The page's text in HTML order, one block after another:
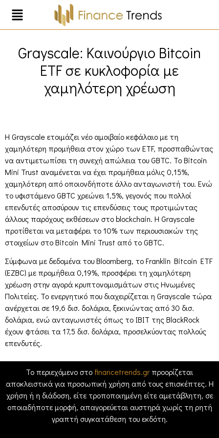
Grayscale: Καινούργιο Bitcoin
ETF σε κυκλοφορία με
χαμηλότερη χρέωση
Η Grayscale ετοιμάζει νέο αμοιβαίο κεφάλαιο με τη
χαμηλότερη προμήθεια στον χώρο των ETF, προσπαθώντας
να αντιμετωπίσει τη συνεχή απώλεια του GBTC. Το Bitcoin
Mini Trust αναμένεται να έχει προμήθεια μόλις 0,15%,
χαμηλότερη από οποιονδήποτε άλλο ανταγωνιστή του. Ενώ
το υφιστάμενο GBTC χρεώνει 1,5%, γεγονός που πολλοί
επενδυτές αποσύρουν τις επενδύσεις τους προτιμώντας
άλλους παρόχους εκθέσεων στο blockchain. Η Grayscale
προτίθεται να μεταφέρει το 10% των περιουσιακών της
στοιχείων στο Bitcoin Mini Trust από το GBTC.
Σύμφωνα με δεδομένα του Bloomberg, το Franklin Bitcoin ETF
(EZBC) με προμήθεια 0,19%, προσφέρει τη χαμηλότερη
χρέωση στην αγορά κρυπτονομισμάτων στις Ηνωμένες
Πολιτείες. Το ενεργητικό που διαχειρίζεται η Grayscale τώρα
ανέρχεται σε 19,6 δισ. δολάρια, ξεκινώντας από 30 δισ.
δολάρια, ενώ ανταγωνιστές όπως το IBIT της BlackRock
έχουν φτάσει τα 17,5 δισ. δολάρια, προσελκύοντας πολλούς
επενδυτές.
Το περιεχόμενο στο financetrends.grπροορίζεται
αποκλειστικά για προσωπική χρήση από τους επισκέπτες. Η
χρήση ή η διάδοση, είτε τροποποιημένη είτε αμετάβλητη, σε
οποιαδήποτε μορφή, απαγορεύεται αυστηρά χωρίς τη ρητή
γραπτή συγκατάθεση του εκδότη.